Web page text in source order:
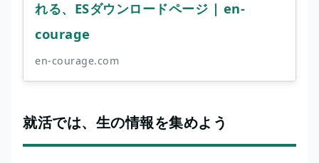
れる、ESダウンロードページ | en-
courage
en-courage.com
就活では、生の情報を集めよう